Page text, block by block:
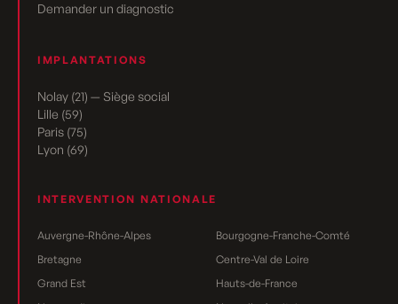
Demander un diagnostic
IMPLANTATIONS
Nolay (21) — Siège social
Lille (59)
Paris (75)
Lyon (69)
INTERVENTION NATIONALE
Auvergne-Rhône-Alpes
Bourgogne-Franche-Comté
Bretagne
Centre-Val de Loire
Grand Est
Hauts-de-France